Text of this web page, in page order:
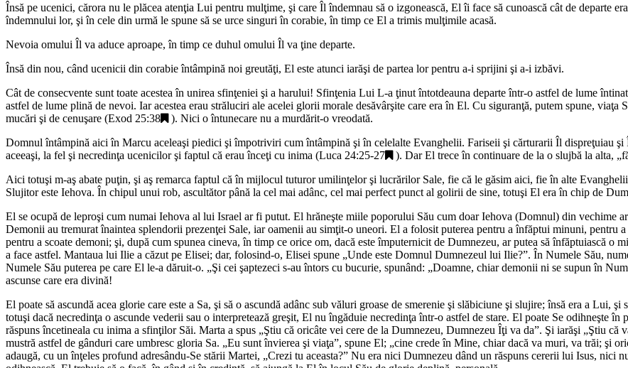
Însă pe ucenici, cărora nu le plăcea atenţia Lui pentru mulţime, şi care Îl îndemnau să o izgonească, El îi face să cunoască cât de departe
îndemnului lor, şi în cele din urmă le spune să se urce singuri în corabie, în timp ce El a trimis mulţimile acasă.
Nevoia omului Îl va aduce aproape, în timp ce duhul omului Îl va ţine departe.
Însă din nou, când ucenicii din corabie întâmpină noi greutăţi, El este atunci iarăşi de partea lor pentru a-i sprijini şi a-i izbăvi.
Cât de consecvente sunt toate acestea în unirea sfinţeniei şi a harului! Sfinţenia Lui L-a ţinut întotdeauna departe într-o astfel de lume
astfel de lume plină de nevoi. Iar acestea erau străluciri ale acelei glorii morale desăvârşite care era în El. Cu siguranţă, putem spune,
mucări şi de cenuşare (Exod 25:38
). Nici o întunecare nu a murdărit-o vreodată.
Domnul întâmpină aici în Marcu aceleaşi piedici şi împotriviri cum întâmpină şi în celelalte Evanghelii. Fariseii şi cărturarii Îl dispreţuiau şi
aceeaşi, la fel şi necredinţa ucenicilor şi faptul că erau înceţi cu inima (Luca 24:25-27 ). Dar El trece în continuare de la o slujbă la alta, „
Aici totuşi m-aş abate puţin, şi aş remarca faptul că în mijlocul tuturor umilinţelor şi lucrărilor Sale, fie că le găsim aici, fie în alte
Slujitor este Iehova. În chipul unui rob, ascultător până la cel mai adânc, cel mai perfect punct al golirii de sine, totuşi El era în chip de
El se ocupă de leproşi cum numai Iehova al lui Israel ar fi putut. El hrăneşte miile poporului Său cum doar Iehova (Domnul) din vechime
Demonii au tremurat înaintea splendorii prezenţei Sale, iar oamenii au simţit-o uneori. El a folosit puterea pentru a înfăptui minuni, pentru
pentru a scoate demoni; şi, după cum spunea cineva, în timp ce orice om, dacă este împuternicit de Dumnezeu, ar putea să înfăptuiască o
a face astfel. Mantaua lui Ilie a căzut pe Elisei; dar, folosind-o, Elisei spune „Unde este Domnul Dumnezeul lui Ilie?”. În Numele Său,
Numele Său puterea pe care El le-a dăruit-o. „Şi cei şaptezeci s-au întors cu bucurie, spunând: „Doamne, chiar demonii ni se supun în
ascunse care era divină!
El poate să ascundă acea glorie care este a Sa, şi să o ascundă adânc sub văluri groase de smerenie şi slăbiciune şi slujire; însă era a Lui,
totuşi dacă necredinţa o ascunde vederii sau o interpretează greşit, El nu îngăduie necredinţa într-o astfel de stare. El poate Se odihneşte
răspuns încetineala cu inima a sfinţilor Săi. Marta a spus „Ştiu că oricâte vei cere de la Dumnezeu, Dumnezeu Îţi va da”. Şi iarăşi „Ştiu că
mustră astfel de gânduri care umbresc gloria Sa. „Eu sunt învierea şi viaţa”, spune El; „cine crede în Mine, chiar dacă va muri, va trăi; şi
adaugă, cu un înţeles profund adresându-Se stării Martei, „Crezi tu aceasta?” Nu era nici Dumnezeu dând un răspuns cererii lui Isus, nici